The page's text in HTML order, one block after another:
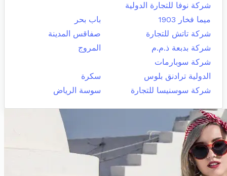
شركة نوفا للتجارة الدولية
ميما فخار 1903
باب بحر
شركة تاتش للتجارة
صفاقس المدينة
شركة بدبعة ذ.م.م
المروج
شركة سوبارمات
الدولية ترادنق بلوس
سكرة
شركة سوسنيسا للتجارة
سوسة الرياض